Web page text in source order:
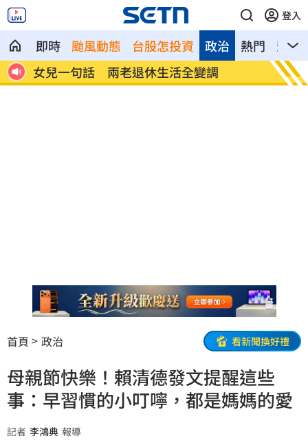
登入
即時 颱風動態 台股怎投資 熱門 影音
政治
女兒一句話 兩老退休生活全變調
記憶
襲
首頁 政治 看新聞換好禮
母親節快樂！賴清德發文提醒這些
事：早習慣的小叮嚀，都是媽媽的愛
記者 李鴻典 報導